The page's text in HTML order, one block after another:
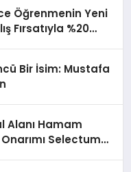
Öğrenmenin Yeni
Fırsatıyla %20
Bir İsim: Mustafa
Alanı Hamam
Onarımı Selectum